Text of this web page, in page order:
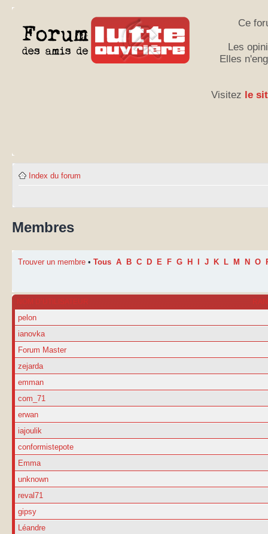
Ce
Les
Elles
Visitez le
Index du forum
Membres
Trouver un membre • Tous A B C D E F G H J K L M N O
NOM D’UTILISATEUR
pelon
ianovka
Forum Master
zejarda
emman
com_71
erwan
iajoulik
conformistepote
Emma
unknown
reval71
gipsy
Léandre